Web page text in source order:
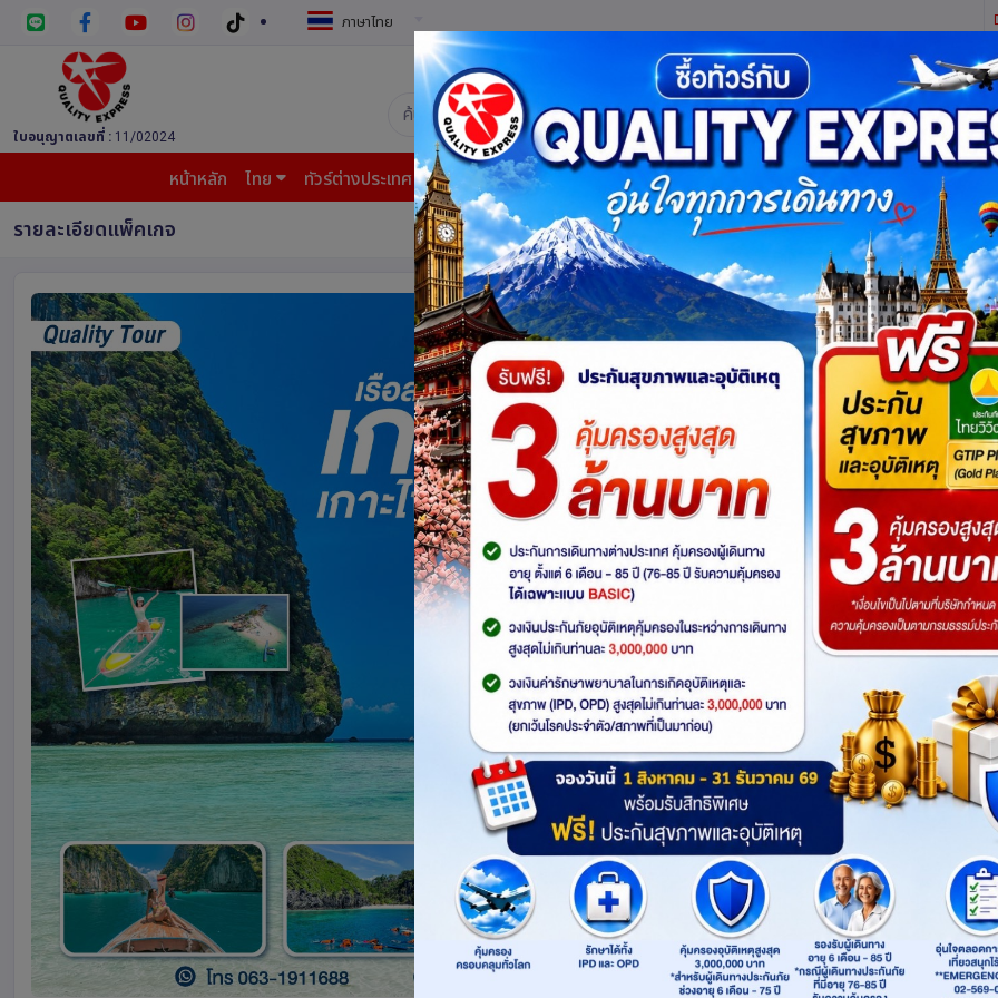
ภาษาไทย
ใบอนุญาตเลขที่ : 11/02024
บริษัท ควอลิตี้ เอ็กซ์เพรส จำกัด ผู้เชี่ยวชาญด้านการท่องเที่ยว ทัวร์ ในประเทศ และ ต่างประเทศ (
หน้าหลัก ไทย ทัวร์ต่างประเทศ บินต้นทาง แพ็กเกจทัวร์ บัตรเข้าชม JR Pass เรือสำราญ บ
รายละเอียดแพ็คเกจ